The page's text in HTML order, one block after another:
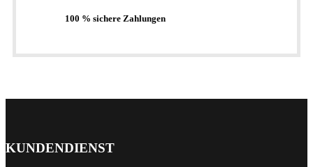
100 % sichere Zahlungen
KUNDENDIENST